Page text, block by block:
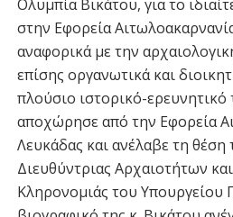
Ολυμπία Βικάτου, για το
στην Εφορεία
αναφορικά με την
επίσης οργανωτικά και
πλούσιο ιστορικό-
αποχώρησε από την Εφορεία
Λευκάδας και ανέλαβε τη θέση
Διευθύντριας Αρχαιοτήτων
Κληρονομιάς του Υπουργείου